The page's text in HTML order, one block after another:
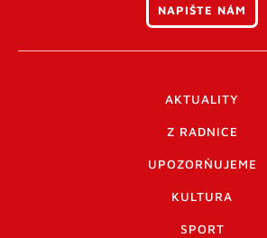
NAPIŠTE NÁM
AKTUALITY
Z RADNICE
UPOZORŇUJEME
KULTURA
SPORT